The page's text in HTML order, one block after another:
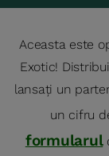
Aceasta este
Exotic!
lansați un
un cifru
formularul